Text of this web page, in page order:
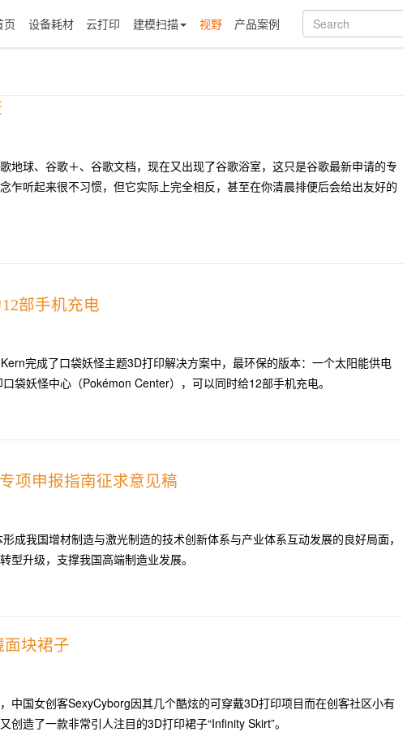
页 设备耗材 云打印 建模扫描 视野 产品案例
地球、谷歌＋、谷歌文档，现在又出现了谷歌浴室，这只是谷歌最新申请的专
乍听起来很不习惯，但它实际上完全相反，甚至在你清晨排便后会给出友好的
部手机充电
完成了口袋妖怪主题3D打印解决方案中，最环保的版本：一个太阳能供电
袋妖怪中心（Pokémon Center），可以同时给12部手机充电。
项申报指南征求意见稿
成我国增材制造与激光制造的技术创新体系与产业体系互动发展的良好局面，
型升级，支撑我国高端制造业发展。
面块裙子
中国女创客SexyCyborg因其几个酷炫的可穿戴3D打印项目而在创客社区小有
创造了一款非常引人注目的3D打印裙子“Infinity Skirt”。